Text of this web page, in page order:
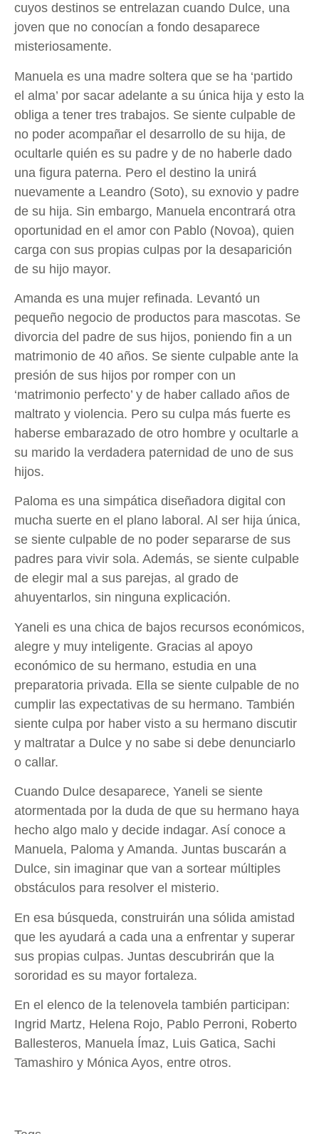
cuyos destinos se entrelazan cuando Dulce, una
joven que no conocían a fondo desaparece
misteriosamente.
Manuela es una madre soltera que se ha ‘partido
el alma’ por sacar adelante a su única hija y esto la
obliga a tener tres trabajos. Se siente culpable de
no poder acompañar el desarrollo de su hija, de
ocultarle quién es su padre y de no haberle dado
una figura paterna. Pero el destino la unirá
nuevamente a Leandro (Soto), su exnovio y padre
de su hija. Sin embargo, Manuela encontrará otra
oportunidad en el amor con Pablo (Novoa), quien
carga con sus propias culpas por la desaparición
de su hijo mayor.
Amanda es una mujer refinada. Levantó un
pequeño negocio de productos para mascotas. Se
divorcia del padre de sus hijos, poniendo fin a un
matrimonio de 40 años. Se siente culpable ante la
presión de sus hijos por romper con un
‘matrimonio perfecto’ y de haber callado años de
maltrato y violencia. Pero su culpa más fuerte es
haberse embarazado de otro hombre y ocultarle a
su marido la verdadera paternidad de uno de sus
hijos.
Paloma es una simpática diseñadora digital con
mucha suerte en el plano laboral. Al ser hija única,
se siente culpable de no poder separarse de sus
padres para vivir sola. Además, se siente culpable
de elegir mal a sus parejas, al grado de
ahuyentarlos, sin ninguna explicación.
Yaneli es una chica de bajos recursos económicos,
alegre y muy inteligente. Gracias al apoyo
económico de su hermano, estudia en una
preparatoria privada. Ella se siente culpable de no
cumplir las expectativas de su hermano. También
siente culpa por haber visto a su hermano discutir
y maltratar a Dulce y no sabe si debe denunciarlo
o callar.
Cuando Dulce desaparece, Yaneli se siente
atormentada por la duda de que su hermano haya
hecho algo malo y decide indagar. Así conoce a
Manuela, Paloma y Amanda. Juntas buscarán a
Dulce, sin imaginar que van a sortear múltiples
obstáculos para resolver el misterio.
En esa búsqueda, construirán una sólida amistad
que les ayudará a cada una a enfrentar y superar
sus propias culpas. Juntas descubrirán que la
sororidad es su mayor fortaleza.
En el elenco de la telenovela también participan:
Ingrid Martz, Helena Rojo, Pablo Perroni, Roberto
Ballesteros, Manuela Ímaz, Luis Gatica, Sachi
Tamashiro y Mónica Ayos, entre otros.